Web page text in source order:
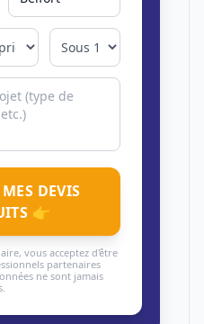
DEVIS
👉
vous acceptez d'être
partenaires
ne sont jamais